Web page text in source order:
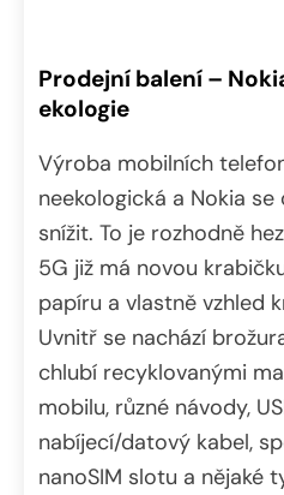
Prodejní balení –
ekologie
Výroba mobilních
neekologická a Nokia
snížit. To je rozhodně
5G již má novou
papíru a vlastně vzhled
Uvnitř se nachází
chlubí recyklovanými
mobilu, různé návody,
nabíjecí/datový kabel,
nanoSIM slotu a nějaké